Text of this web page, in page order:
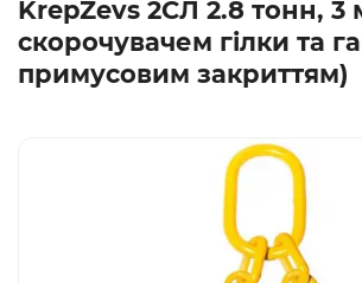
KrepZevs 2СЛ 2.8 тонн, 3
скорочувачем гілки та
примусовим закриттям)